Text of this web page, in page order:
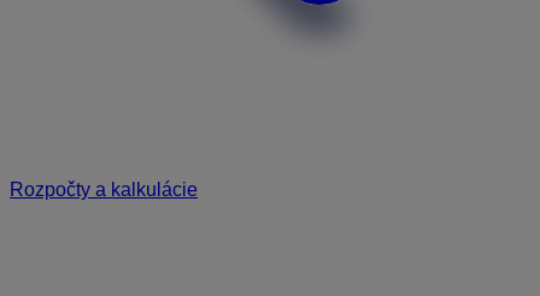
Rozpočty a kalkulácie